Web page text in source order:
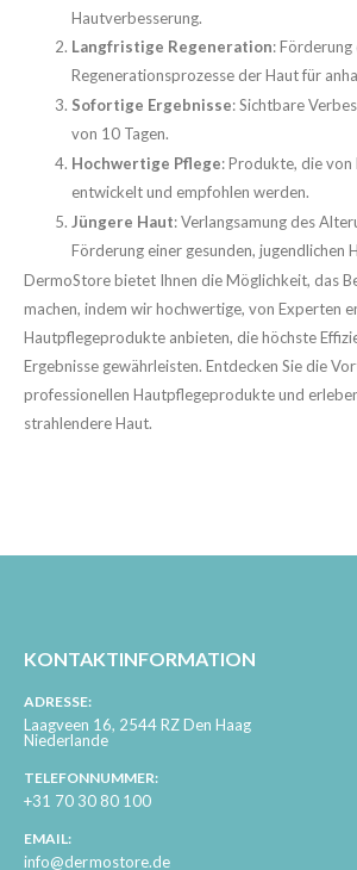
Hautverbesserung.
Langfristige Regeneration:
Regenerationsprozesse der Haut für
Sofortige Ergebnisse: Sichtbare
von 10 Tagen.
Hochwertige Pflege: Produkte, die von
entwickelt und empfohlen werden.
Jüngere Haut: Verlangsamung des
Förderung einer gesunden, jugendlichen
DermoStore bietet Ihnen die Möglichkeit, das
machen, indem wir hochwertige, von Experten
Hautpflegeprodukte anbieten, die höchste
Ergebnisse gewährleisten. Entdecken Sie die
professionellen Hautpflegeprodukte und
strahlendere Haut.
KONTAKTINFORMATION
ADRESSE:
Laagveen 16, 2544 RZ Den Haag
Niederlande
TELEFONNUMMER:
+31 70 30 80 100
EMAIL:
info@dermostore.de